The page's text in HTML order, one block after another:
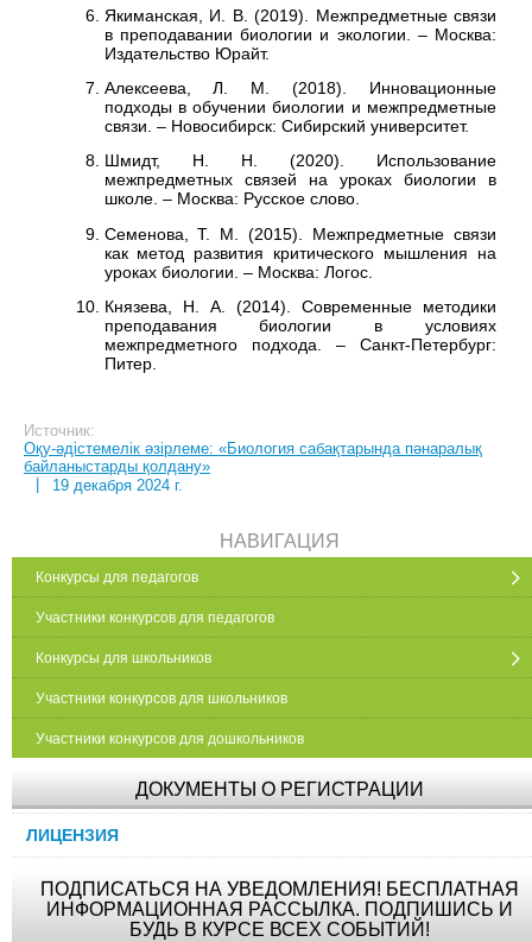
Якиманская, И. В. (2019). Межпредметные связи
в преподавании биологии и экологии. – Москва:
Издательство Юрайт.
Алексеева, Л. М. (2018). Инновационные
подходы в обучении биологии и межпредметные
связи. – Новосибирск: Сибирский университет.
Шмидт, Н. Н. (2020). Использование
межпредметных связей на уроках биологии в
школе. – Москва: Русское слово.
Семенова, Т. М. (2015). Межпредметные связи
как метод развития критического мышления на
уроках биологии. – Москва: Логос.
Князева, Н. А. (2014). Современные методики
преподавания биологии в условиях
межпредметного подхода. – Санкт-Петербург:
Питер.
Источник:
Оқу-әдістемелік әзірлеме: «Биология сабақтарында пәнаралық
байланыстарды қолдану»
19 декабря 2024 г.
НАВИГАЦИЯ
Конкурсы для педагогов
Участники конкурсов для педагогов
Конкурсы для школьников
Участники конкурсов для школьников
Участники конкурсов для дошкольников
ДОКУМЕНТЫ О РЕГИСТРАЦИИ
ЛИЦЕНЗИЯ
ПОДПИСАТЬСЯ НА УВЕДОМЛЕНИЯ! БЕСПЛАТНАЯ
ИНФОРМАЦИОННАЯ РАССЫЛКА. ПОДПИШИСЬ И
БУДЬ В КУРСЕ ВСЕХ СОБЫТИЙ!